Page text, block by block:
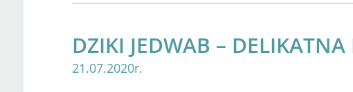
DZIKI JEDWAB –
21.07.2020r.